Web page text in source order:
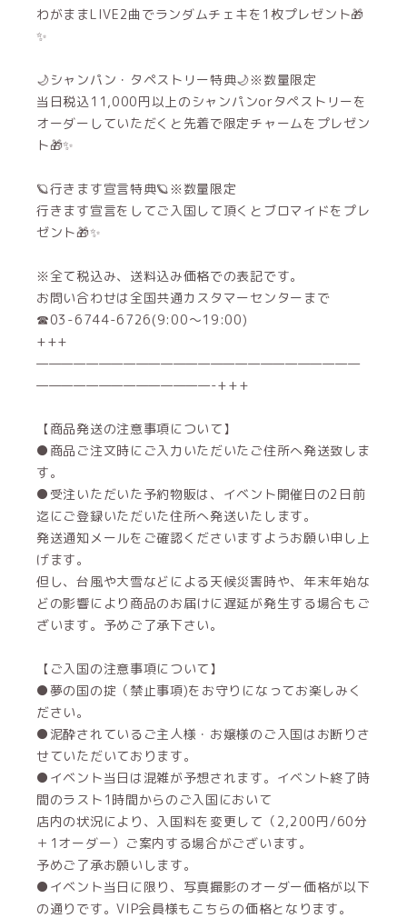
わがままLIVE2曲でランダムチェキを1枚プレゼント🎁
✨
🌙シャンパン・タペストリー特典🌙※数量限定
当日税込11,000円以上のシャンパンorタペストリーを
オーダーしていただくと先着で限定チャームをプレゼン
ト🎁✨
🪐行きます宣言特典🪐※数量限定
行きます宣言をしてご入国して頂くとブロマイドをプレ
ゼント🎁✨
※全て税込み、送料込み価格での表記です。
お問い合わせは全国共通カスタマーセンターまで
☎03-6744-6726(9:00～19:00)
+++
——————————————————————————
——————————————-+++
【商品発送の注意事項について】
●商品ご注文時にご入力いただいたご住所へ発送致しま
す。
●受注いただいた予約物販は、イベント開催日の2日前
迄にご登録いただいた住所へ発送いたします。
発送通知メールをご確認くださいますようお願い申し上
げます。
但し、台風や大雪などによる天候災害時や、年末年始な
どの影響により商品のお届けに遅延が発生する場合もご
ざいます。予めご了承下さい。
【ご入国の注意事項について】
●夢の国の掟（禁止事項)をお守りになってお楽しみく
ださい。
●泥酔されているご主人様・お嬢様のご入国はお断りさ
せていただいております。
●イベント当日は混雑が予想されます。イベント終了時
間のラスト1時間からのご入国において
店内の状況により、入国料を変更して（2,200円/60分
＋1オーダー）ご案内する場合がございます。
予めご了承お願いします。
●イベント当日に限り、写真撮影のオーダー価格が以下
の通りです。VIP会員様もこちらの価格となります。